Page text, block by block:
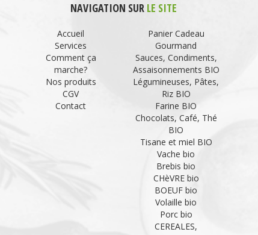
NAVIGATION SUR LE SITE
Accueil
Services
Comment ça
marche?
Nos produits
CGV
Contact
Panier Cadeau
Gourmand
Sauces, Condiments,
Assaisonnements BIO
Légumineuses, Pâtes,
Riz BIO
Farine BIO
Chocolats, Café, Thé
BIO
Tisane et miel BIO
Vache bio
Brebis bio
CHèVRE bio
BOEUF bio
Volaille bio
Porc bio
CEREALES,